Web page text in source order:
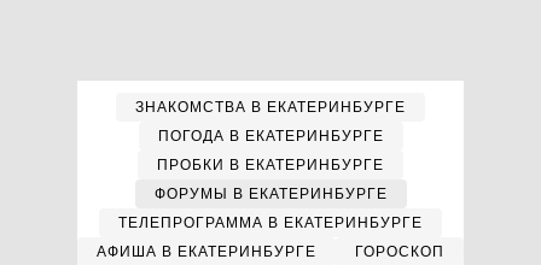
ЗНАКОМСТВА В ЕКАТЕРИНБУРГЕ
ПОГОДА В ЕКАТЕРИНБУРГЕ
ПРОБКИ В ЕКАТЕРИНБУРГЕ
ФОРУМЫ В ЕКАТЕРИНБУРГЕ
ТЕЛЕПРОГРАММА В ЕКАТЕРИНБУРГЕ
АФИША В ЕКАТЕРИНБУРГЕ
ГОРОСКОП